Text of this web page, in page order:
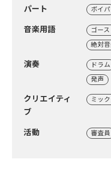
パート ボイパ
音楽用語 ゴー
絶対
演奏 ドラム
発声
クリエイティ
ブ
ミッ
活動 審査員